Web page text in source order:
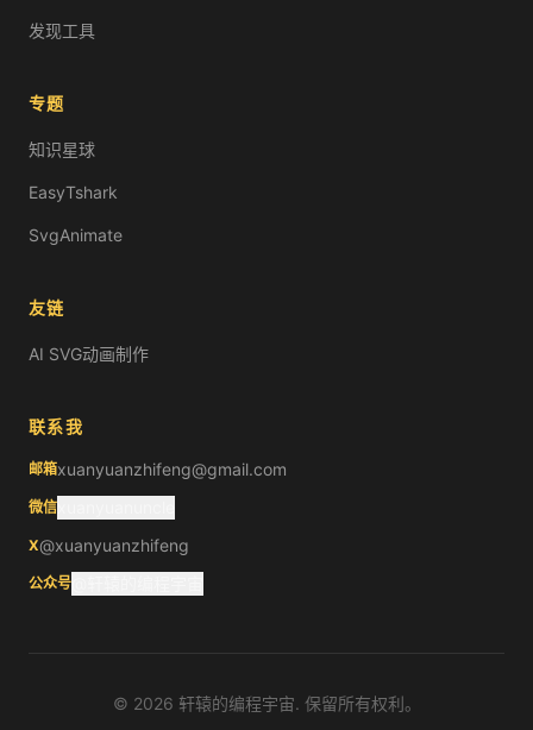
发现工具
专题
知识星球
EasyTshark
SvgAnimate
友链
AI SVG动画制作
联系我
邮箱xuanyuanzhifeng@gmail.com
微信
X@xuanyuanzhifeng
公众号
© 2026 轩辕的编程宇宙. 保留所有权利。